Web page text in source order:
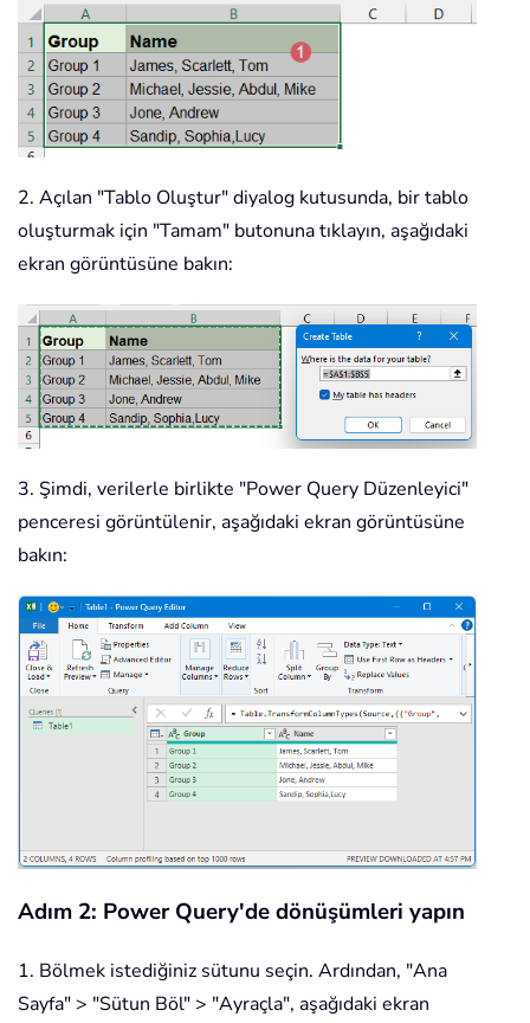
2. Açılan "Tablo Oluştur" diyalog kutusunda, bir tablo
oluşturmak için "Tamam" butonuna tıklayın, aşağıdaki
ekran görüntüsüne bakın:
3. Şimdi, verilerle birlikte "Power Query Düzenleyici"
penceresi görüntülenir, aşağıdaki ekran görüntüsüne
bakın:
Adım 2: Power Query'de dönüşümleri yapın
1. Bölmek istediğiniz sütunu seçin. Ardından, "Ana
Sayfa" > "Sütun Böl" > "Ayraçla", aşağıdaki ekran